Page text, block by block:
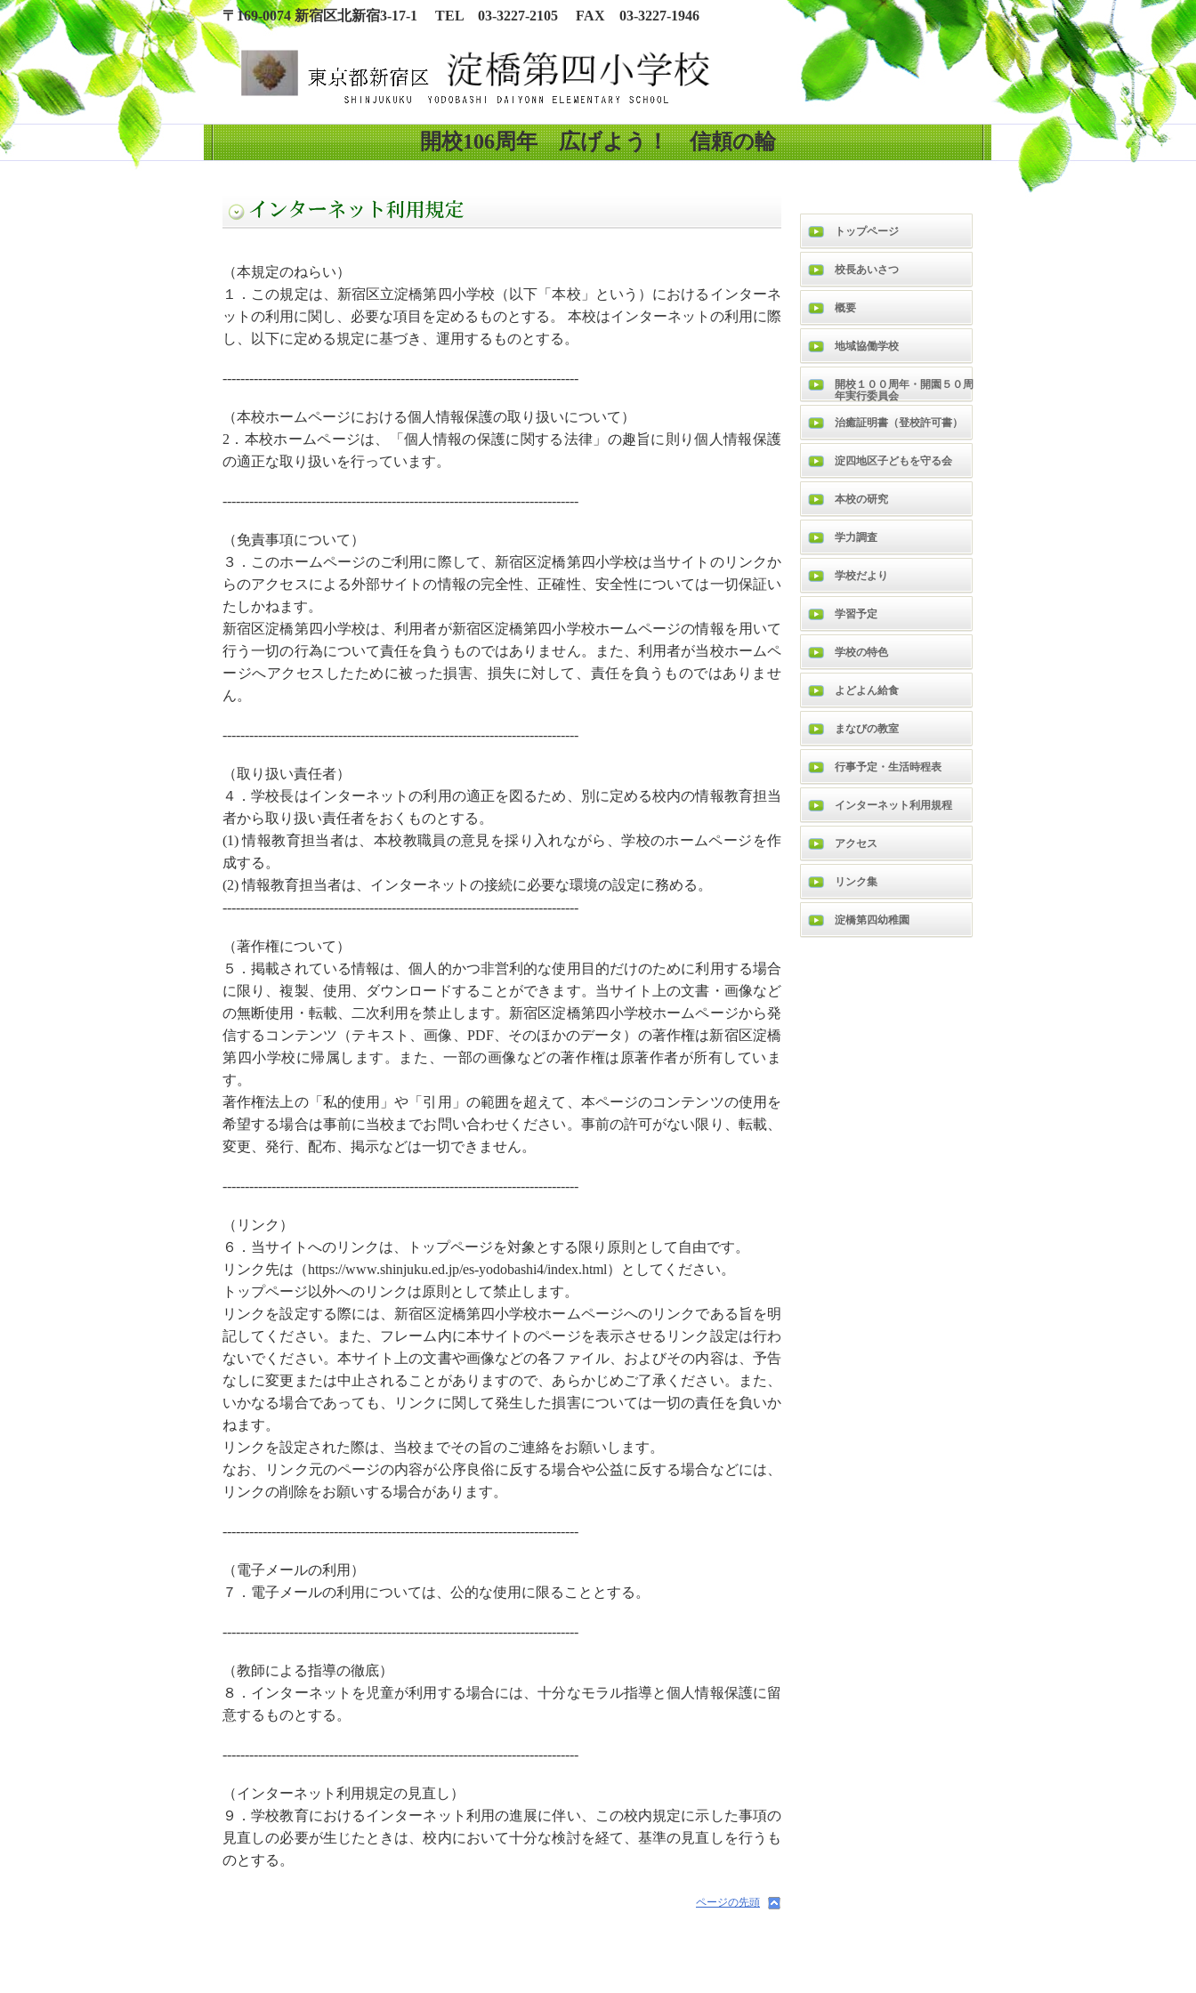
〒169-0074 新宿区北新宿3-17-1 TEL 03-3227-2105 FAX 03-3227-1946
開校106周年 広げよう！ 信頼の輪
（本規定のねらい）
１．この規定は、新宿区立淀橋第四小学校（以下「本校」という）におけるインターネ
ットの利用に関し、必要な項目を定めるものとする。 本校はインターネットの利用に際
し、以下に定める規定に基づき、運用するものとする。
--------------------------------------------------------------------------------
（本校ホームページにおける個人情報保護の取り扱いについて）
2 ．本校ホームページは、「個人情報の保護に関する法律」の趣旨に則り個人情報保護
の適正な取り扱いを行っています。
--------------------------------------------------------------------------------
（免責事項について ）
３． このホームページのご利用に際して、新宿区淀橋第四小学校は当サイトのリンクか
らのアクセスによる外部サイトの情報の完全性、正確性、安全性については一切保証い
たしかねます。
新宿区淀橋第四小学校は、利用者が新宿区淀橋第四小学校ホームページの情報を用いて
行う一切の行為について責任を負うものではありません。また、利用者が当校ホームペ
ージへアクセスしたために被った損害、損失に対して、責任を負うものではありませ
ん。
--------------------------------------------------------------------------------
（取り扱い責任者）
４．学校長はインターネットの利用の適正を図るため、別に定める校内の情報教育担当
者から取り扱い責任者をおくものとする。
(1) 情報教育担当者は、本校教職員の意見を採り入れながら、学校のホームページを作
成する。
(2) 情報教育担当者は、インターネットの接続に必要な環境の設定に務める。
--------------------------------------------------------------------------------
（著作権について）
５．掲載されている情報は、個人的かつ非営利的な使用目的だけのために利用する場合
に限り、複製、使用、ダウンロードすることができます。当サイト上の文書・画像など
の無断使用・転載、二次利用を禁止します。新宿区淀橋第四小学校ホームページから発
信するコンテンツ（テキスト、画像、PDF、そのほかのデータ）の著作権は新宿区淀橋
第四小学校に帰属します。また、一部の画像などの著作権は原著作者が所有していま
す。
著作権法上の「私的使用」や「引用」の範囲を超えて、本ページのコンテンツの使用を
希望する場合は事前に当校までお問い合わせください。事前の許可がない限り、転載、
変更、発行、配布、掲示などは一切できません。
--------------------------------------------------------------------------------
（リンク）
６． 当サイトへのリンクは、トップページを対象とする限り原則として自由です。
リンク先は（https://www.shinjuku.ed.jp/es-yodobashi4/index.html）としてください。
トップページ以外へのリンクは原則として禁止します。
リンクを設定する際には、新宿区淀橋第四小学校ホームページへのリンクである旨を明
記してください。また、フレーム内に本サイトのページを表示させるリンク設定は行わ
ないでください。本サイト上の文書や画像などの各ファイル、およびその内容は、予告
なしに変更または中止されることがありますので、あらかじめご了承ください。また、
いかなる場合であっても、リンクに関して発生した損害については一切の責任を負いか
ねます。
リンクを設定された際は、当校までその旨のご連絡をお願いします。
なお、リンク元のページの内容が公序良俗に反する場合や公益に反する場合などには、
リンクの削除をお願いする場合があります。
--------------------------------------------------------------------------------
（電子メールの利用）
７．電子メールの利用については、公的な使用に限ることとする。
--------------------------------------------------------------------------------
（教師による指導の徹底）
８．インターネットを児童が利用する場合には、十分なモラル指導と個人情報保護に留
意するものとする。
--------------------------------------------------------------------------------
（インターネット利用規定の見直し）
９．学校教育におけるインターネット利用の進展に伴い、この校内規定に示した事項の
見直しの必要が生じたときは、校内において十分な検討を経て、基準の見直しを行うも
のとする。
ページの先頭
トップページ
校長あいさつ
概要
地域協働学校
開校１００周年・開園５０周
年実行委員会
治癒証明書（登校許可書）
淀四地区子どもを守る会
本校の研究
学力調査
学校だより
学習予定
学校の特色
よどよん給食
まなびの教室
行事予定・生活時程表
インターネット利用規程
アクセス
リンク集
淀橋第四幼稚園